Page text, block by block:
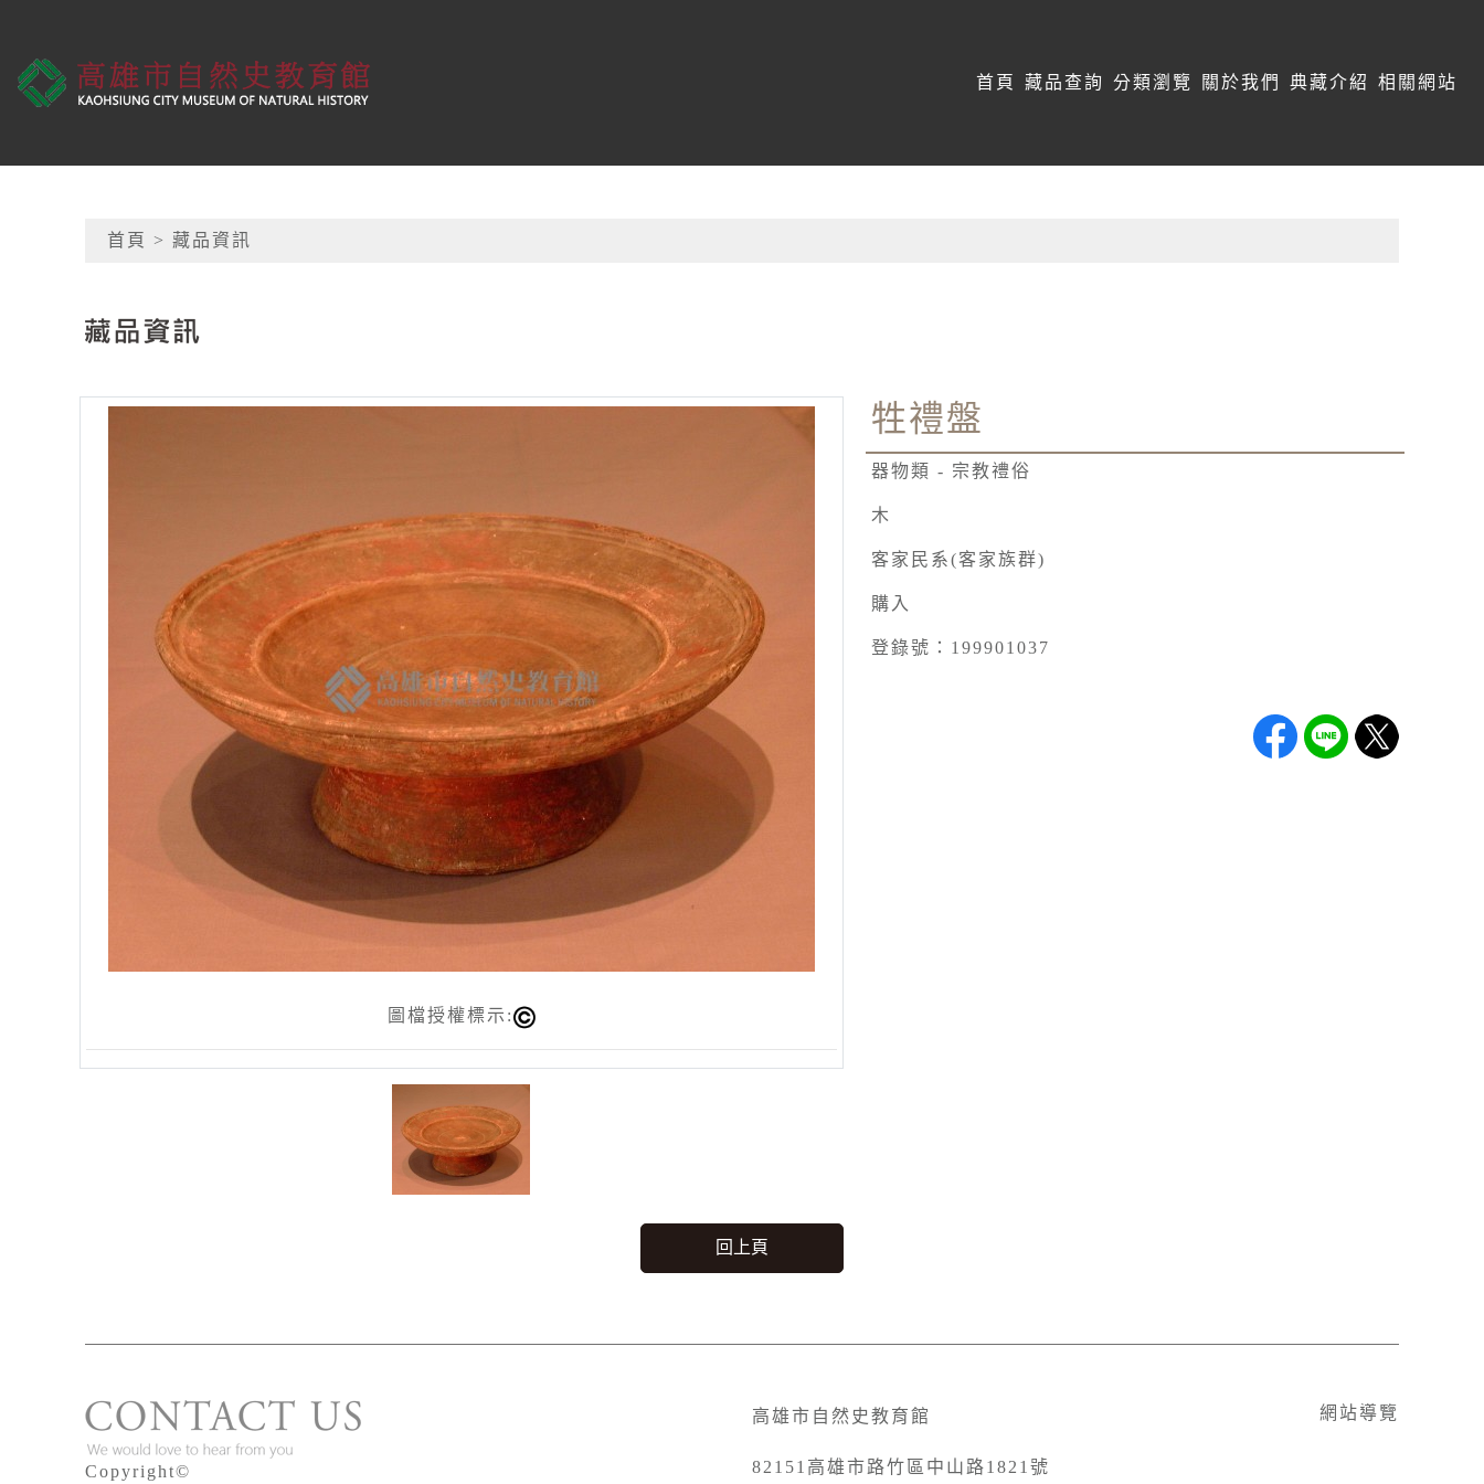
高雄市自然史教育館
網頁導覽
首頁 藏品查詢 分類瀏覽 關於我們 典藏介紹 相關網站
首頁 > 藏品資訊
圖檔授權標示:
牲禮盤
器物類 - 宗教禮俗
木
客家民系(客家族群)
購入
登錄號：199901037
回上頁
Copyright©
高雄市自然史教育館
82151高雄市路竹區中山路1821號
網站導覽